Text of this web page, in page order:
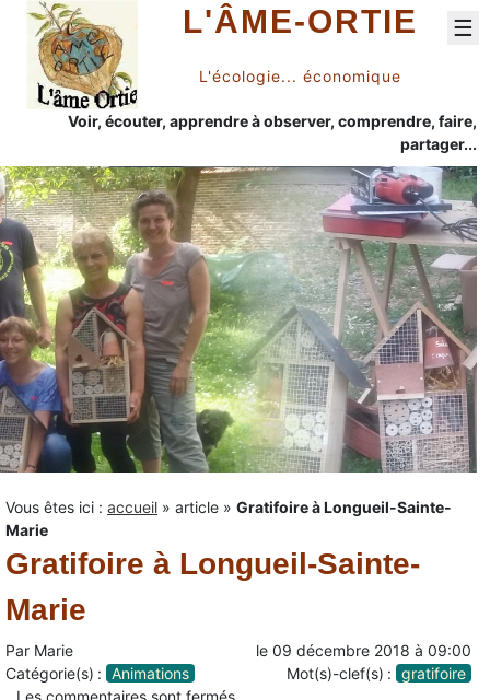
L'ÂME-ORTIE
L'écologie... économique
Voir, écouter, apprendre à observer, comprendre, faire,
partager...
☰
Vous êtes ici : accueil » article » Gratifoire à Longueil-Sainte-
Marie
Gratifoire à Longueil-Sainte-
Marie
Par Marie le 09 décembre 2018 à 09:00
Catégorie(s) : Animations Mot(s)-clef(s) : gratifoire
Les commentaires sont fermés..